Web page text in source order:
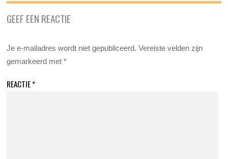
GEEF EEN REACTIE
Je e-mailadres wordt niet gepubliceerd. Vereiste velden zijn
gemarkeerd met*
REACTIE*